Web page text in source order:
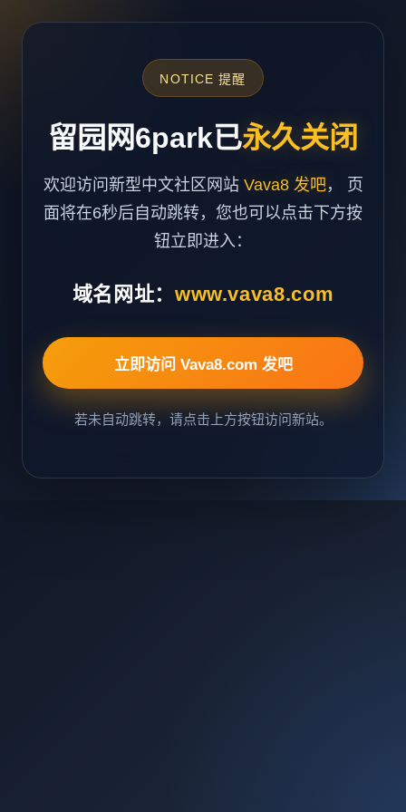
NOTICE 提醒
留园网6park已永久关闭
欢迎访问新型中文社区网站 Vava8 发吧， 页
面将在6秒后自动跳转，您也可以点击下方按
钮立即进入：
域名网址： www.vava8.com
立即访问 Vava8.com 发吧
若未自动跳转，请点击上方按钮访问新站。